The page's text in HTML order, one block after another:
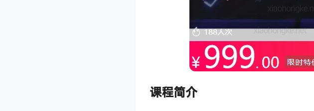
课程简介